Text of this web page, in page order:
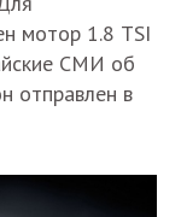
мотор 1.8 TSI
СМИ об
отправлен в